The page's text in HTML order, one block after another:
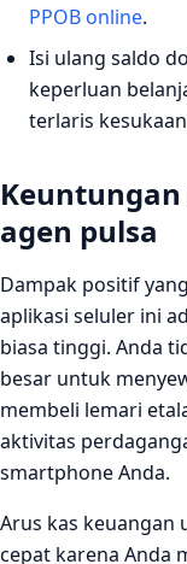
PPOB online.
Isi ulang saldo
keperluan
terlaris
agen pulsa
Dampak positif
aplikasi seluler ini
biasa tinggi. Anda
besar untuk
membeli lemari
aktivitas
smartphone Anda.
Arus kas keuangan
cepat karena Anda